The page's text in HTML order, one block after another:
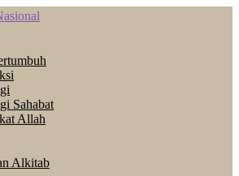
Sahabat
Allah
Alkitab